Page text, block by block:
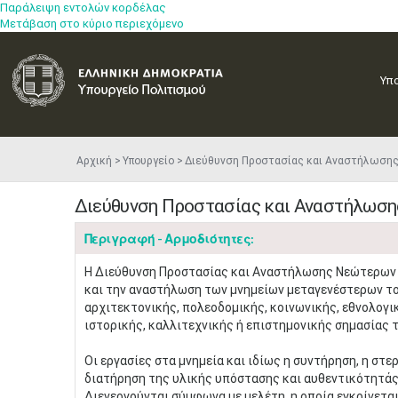
Παράλειψη εντολών κορδέλας
Μετάβαση στο κύριο περιεχόμενο
Αρχική Υπουργείο Διεύθυνση Προστασίας και
Διεύθυνση Προστασίας και
Περιγραφή - Αρμοδιότητες:
Η Διεύθυνση Προστασίας και Αναστήλωσης Νεώτερων
και την αναστήλωση των μνημείων μεταγενέστερων
αρχιτεκτονικής, πολεοδομικής, κοινωνικής,
ιστορικής, καλλιτεχνικής ή επιστημονικής
Οι εργασίες στα μνημεία και ιδίως η συντήρηση, η
διατήρηση της υλικής υπόστασης και